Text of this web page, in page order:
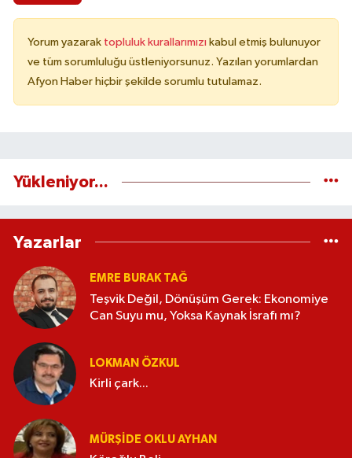
Yorum yazarak topluluk kurallarımızı kabul etmiş bulunuyor
ve tüm sorumluluğu üstleniyorsunuz. Yazılan yorumlardan
Afyon Haber hiçbir şekilde sorumlu tutulamaz.
Yükleniyor...
Yazarlar
EMRE BURAK TAĞ
Teşvik Değil, Dönüşüm Gerek: Ekonomiye
Can Suyu mu, Yoksa Kaynak İsrafı mı?
LOKMAN ÖZKUL
Kirli çark...
MÜRŞIDE OKLU AYHAN